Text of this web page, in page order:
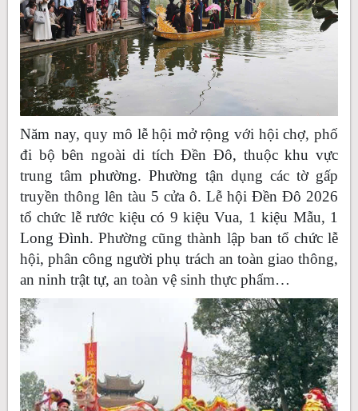
Năm nay, quy mô lễ hội mở rộng với hội chợ, phố
đi bộ bên ngoài di tích Đền Đô, thuộc khu vực
trung tâm phường. Phường tận dụng các tờ gấp
truyền thông lên tàu 5 cửa ô. Lễ hội Đền Đô 2026
tổ chức lễ rước kiệu có 9 kiệu Vua, 1 kiệu Mẫu, 1
Long Đình. Phường cũng thành lập ban tổ chức lễ
hội, phân công người phụ trách an toàn giao thông,
an ninh trật tự, an toàn vệ sinh thực phẩm…